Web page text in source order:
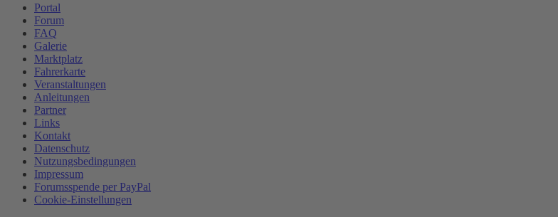
Portal
Forum
FAQ
Galerie
Marktplatz
Fahrerkarte
Veranstaltungen
Anleitungen
Partner
Links
Kontakt
Datenschutz
Nutzungsbedingungen
Impressum
Forumsspende per PayPal
Cookie-Einstellungen